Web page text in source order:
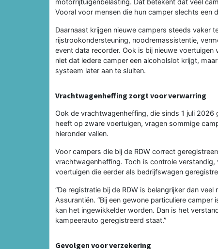
Vooral voor mensen die hun camper slechts een
Daarnaast krijgen nieuwe campers steeds vaker
rijstrookondersteuning, noodremassistentie,
event data recorder. Ook is bij nieuwe
niet dat iedere camper een alcoholslot krijgt,
systeem later aan te sluiten.
Vrachtwagenheffing zorgt voor verwarring
Ook de vrachtwagenheffing, die sinds 1 juli
heeft op zware voertuigen, vragen sommige
hieronder vallen.
Voor campers die bij de RDW correct
vrachtwagenheffing. Toch is controle
voertuigen die eerder als bedrijfswagen
“De registratie bij de RDW is belangrijker dan
Assurantiën. “Bij een gewone particuliere
kan het ingewikkelder worden. Dan is het
kampeerauto geregistreerd staat.”
Gevolgen voor verzekering